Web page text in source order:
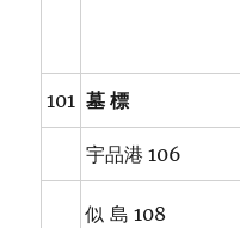
101 墓 標
宇品港 106
似 島 108